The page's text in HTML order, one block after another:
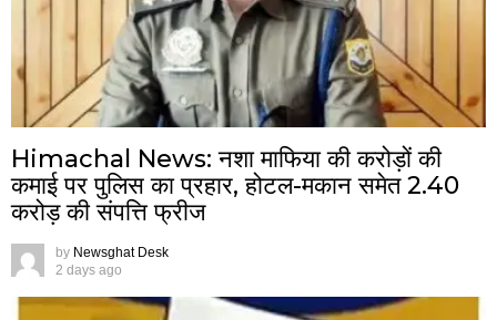
Himachal News: नशा माफिया की करोड़ों की
कमाई पर पुलिस का प्रहार, होटल-मकान समेत 2.40
करोड़ की संपत्ति फ्रीज
by Newsghat Desk
2 days ago